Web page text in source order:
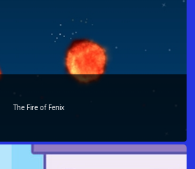
The Fire of Fenix